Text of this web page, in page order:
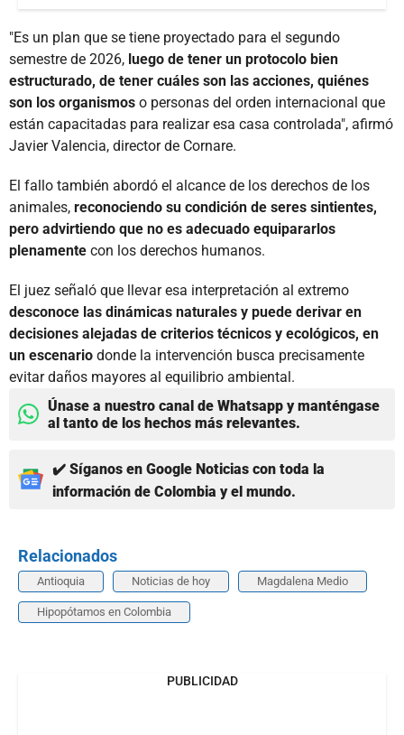
"Es un plan que se tiene proyectado para el segundo
semestre de 2026, luego de tener un protocolo bien
estructurado, de tener cuáles son las acciones, quiénes
son los organismos o personas del orden internacional que
están capacitadas para realizar esa casa controlada", afirmó
Javier Valencia, director de Cornare.
El fallo también abordó el alcance de los derechos de los
animales, reconociendo su condición de seres sintientes,
pero advirtiendo que no es adecuado equipararlos
plenamente con los derechos humanos.
El juez señaló que llevar esa interpretación al extremo
desconoce las dinámicas naturales y puede derivar en
decisiones alejadas de criterios técnicos y ecológicos, en
un escenario donde la intervención busca precisamente
evitar daños mayores al equilibrio ambiental.
Únase a nuestro canal de Whatsapp y manténgase
al tanto de los hechos más relevantes.
✔️ Síganos en Google Noticias con toda la
información de Colombia y el mundo.
Relacionados
Antioquia Noticias de hoy Magdalena Medio
Hipopótamos en Colombia
PUBLICIDAD